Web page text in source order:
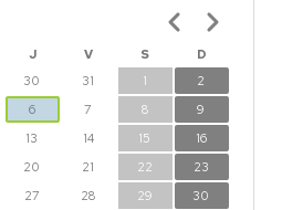
J V S
D
30 31 1
2
6 7 8
9
13 14 15
16
20 21 22
23
27 28 29
30
Paginación